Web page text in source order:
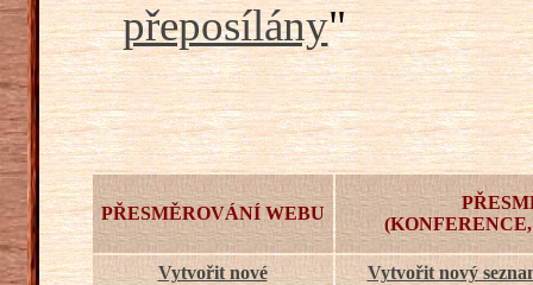
přeposílány"
PŘESMĚROVÁNÍ WEBU
Vytvořit nové Vytvořit nový